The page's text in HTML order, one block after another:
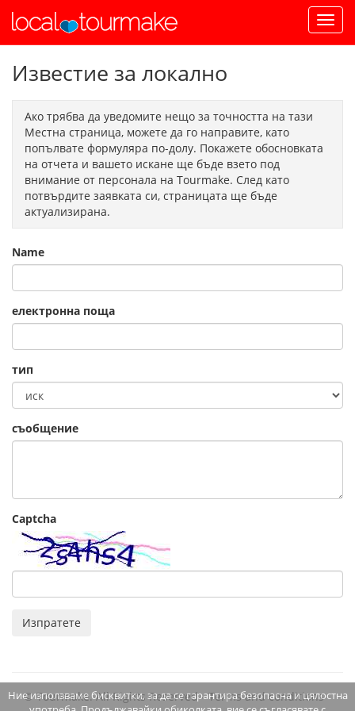
Известие за локално
Ако трябва да уведомите нещо за точността на тази
Местна страница, можете да го направите, като
попълвате формуляра по-долу. Покажете обосновката
на отчета и вашето искане ще бъде взето под
внимание от персонала на Tourmake. След като
потвърдите заявката си, страницата ще бъде
актуализирана.
Name
електронна поща
тип
съобщение
Captcha
Изпратете
© Tourmake. All Rights Reserved -Terms and conditions
Ние използваме бисквитки, за да се гарантира безопасна и цялостна